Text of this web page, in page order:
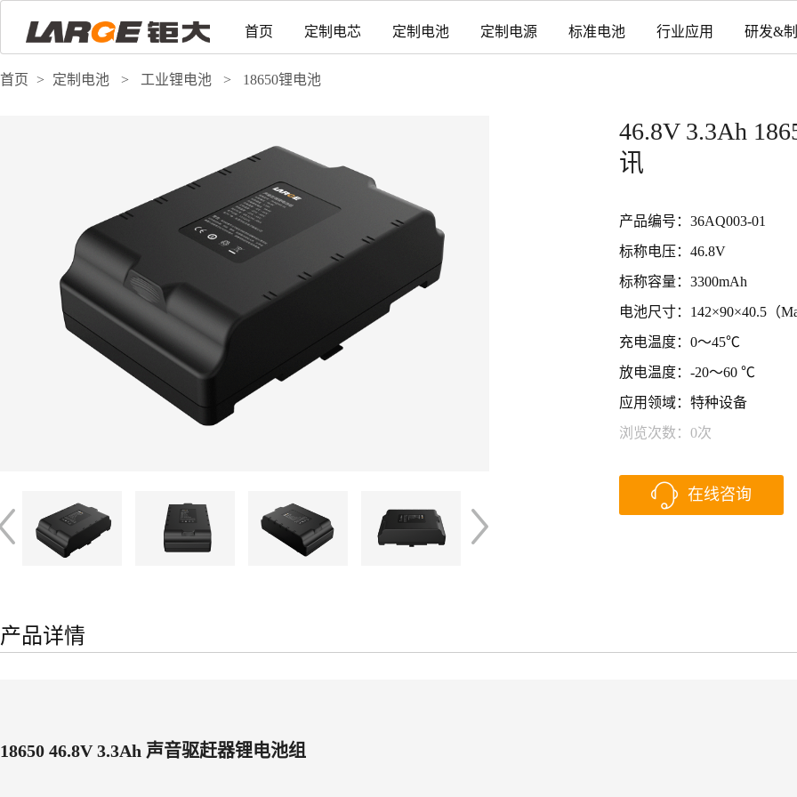
首页 定制电芯 定制电池 定制电源 标准电池 行业应用 研发&
首页 > 定制电池 > 工业锂电池 > 18650锂电池
46.8V 3.3Ah
讯
产品编号：36AQ003-01
标称电压：46.8V
标称容量：3300mAh
电池尺寸：142×90×40.5（
充电温度：0～45℃
放电温度：-20～60 ℃
应用领域：特种设备
浏览次数： 0次
在线咨询
产品详情
18650 46.8V 3.3Ah 声音驱赶器锂电池组